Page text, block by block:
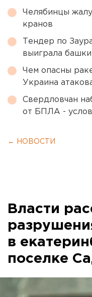
Челябинцы
кранов
Тендер по
выиграла
Чем опасны
Украина
Свердловчан
от БПЛА -
← НОВОСТИ
Власти
в
поселке